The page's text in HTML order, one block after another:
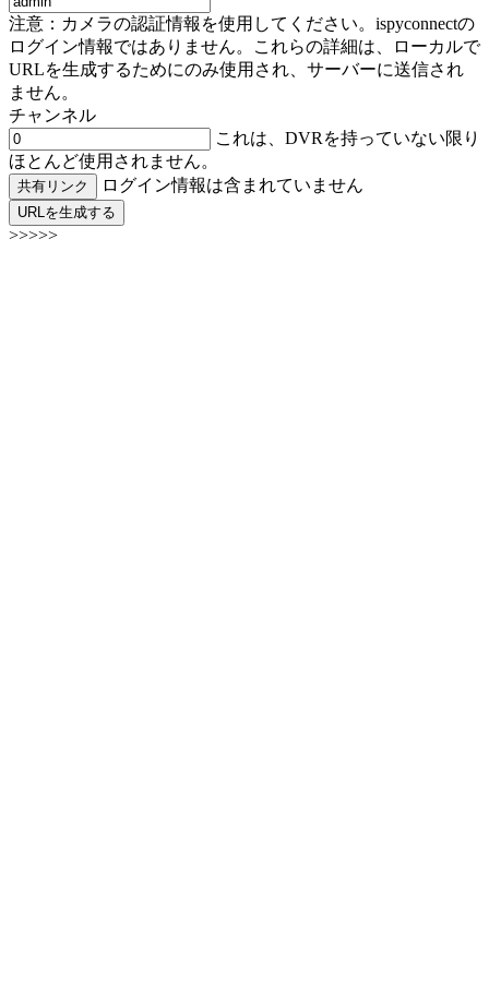
注意：カメラの認証情報を使用してください。ispyconnectの
ログイン情報ではありません。これらの詳細は、ローカルで
URLを生成するためにのみ使用され、サーバーに送信され
ません。
チャンネル
これは、DVRを持っていない限り
ほとんど使用されません。
共有リンク ログイン情報は含まれていません
URLを生成する
>>>>>